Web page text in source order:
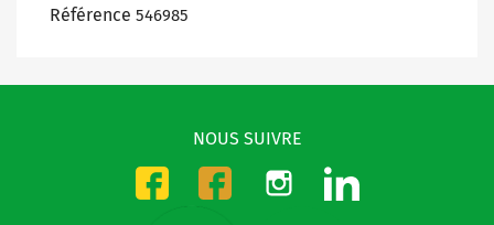
Référence 546985
NOUS SUIVRE
Facebook-CMOFacebook-DMO
Instagram